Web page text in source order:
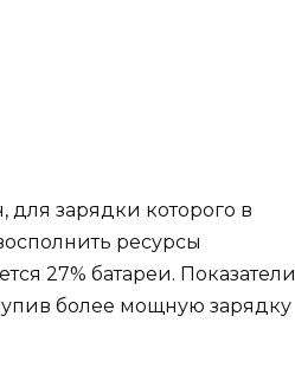
для зарядки которого в
ресурсы
27% батареи. Показатели
более мощную зарядку